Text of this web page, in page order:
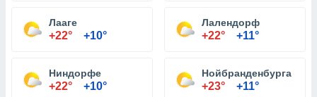
Лааге
+22° +10°
Лалендорф
+22° +11°
Ниндорфе
+22° +10°
Нойбранденбурга
+23° +11°